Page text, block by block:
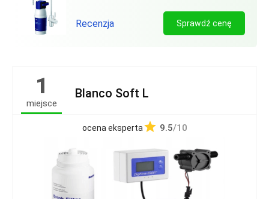
Recenzja Sprawdź cenę
1
miejsce
Blanco Soft L
ocena eksperta 9.5/10